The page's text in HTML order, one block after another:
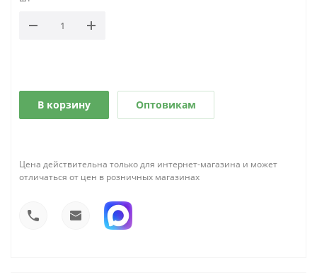
В корзину Оптовикам
Цена действительна только для интернет-магазина и может
отличаться от цен в розничных магазинах